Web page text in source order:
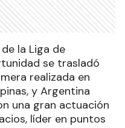
la Liga de
se trasladó
realizada en
y Argentina
una gran actuación
líder en puntos